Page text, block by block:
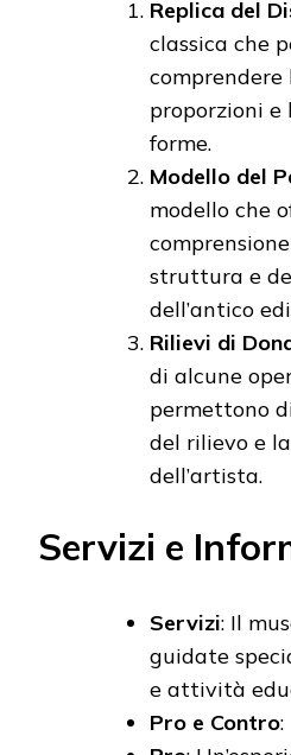
Replica del
classica che
proporzioni e
forme.
Modello del
modello che
struttura e
dell’antico
Rilievi di
di alcune
permettono
del rilievo e
dell’artista.
Servizi e
Servizi: Il
guidate
e attività
Pro e Contro: